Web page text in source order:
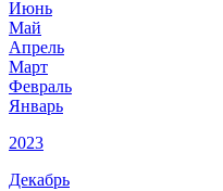
Июнь
Май
Апрель
Март
Февраль
Январь
2023
Декабрь